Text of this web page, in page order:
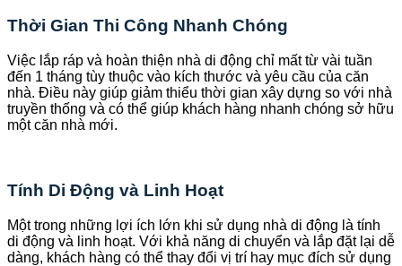
Thời Gian Thi Công Nhanh Chóng
Việc lắp ráp và hoàn thiện nhà di động chỉ mất từ vài tuần
đến 1 tháng tùy thuộc vào kích thước và yêu cầu của căn
nhà. Điều này giúp giảm thiểu thời gian xây dựng so với nhà
truyền thống và có thể giúp khách hàng nhanh chóng sở hữu
một căn nhà mới.
Tính Di Động và Linh Hoạt
Một trong những lợi ích lớn khi sử dụng nhà di động là tính
di động và linh hoạt. Với khả năng di chuyển và lắp đặt lại dễ
dàng, khách hàng có thể thay đổi vị trí hay mục đích sử dụng